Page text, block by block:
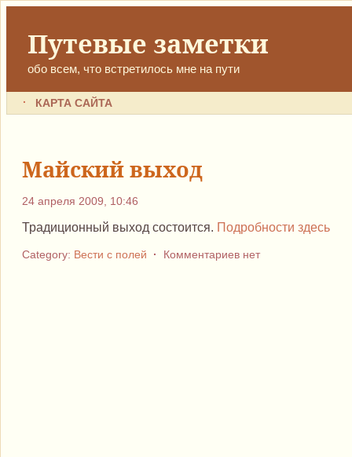
Путевые заметки
обо всем, что встретилось мне на пути
КАРТА САЙТА
Майский выход
24 апреля 2009, 10:46
Традиционный выход состоится. Подробности здесь
Category: Вести с полей · Комментариев нет